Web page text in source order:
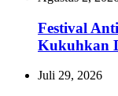
Festival
Kukuhkan
Juli 29, 2026